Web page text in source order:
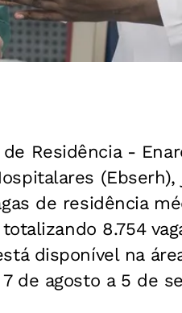
Residência -
(Ebserh),
de residência
8.754
disponível na
de agosto a 5 de